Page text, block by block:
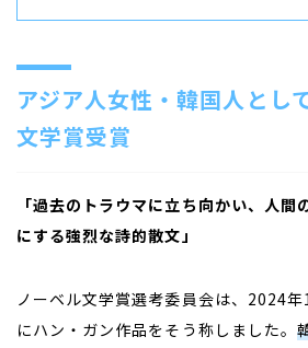
アジア人女性・韓国人とし
文学賞受賞
「過去のトラウマに立ち向かい、人間
にする強烈な詩的散文」
ノーベル文学賞選考委員会は、 2024年
にハン・ガン作品をそう称しました。